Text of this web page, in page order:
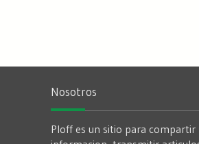
Nosotros
Ploff es un sitio para compartir